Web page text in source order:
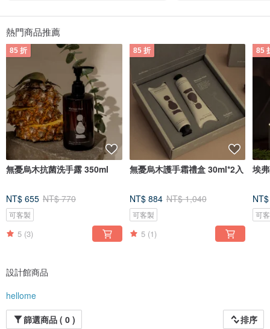
熱門商品推薦
85 折
無憂烏木抗菌洗手露 350ml
NT$ 655 NT$ 770
可客製
5 (3)
85 折
無憂烏木護手霜禮盒 30ml*2入
NT$ 884 NT$ 1,040
可客製
5 (1)
85
埃
可
設計館商品
hellome
篩選商品 ( 0 )
排序